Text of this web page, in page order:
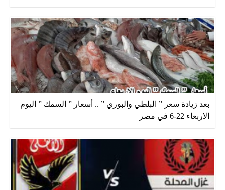
بعد زيادة سعر ” البلطي والبوري ” .. أسعار ” السمك ” اليوم
الاربعاء 22-6 في مصر